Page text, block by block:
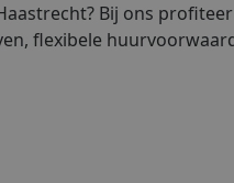
Bij ons
flexibele